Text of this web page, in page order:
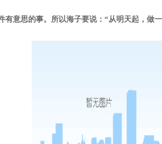
有意思的事。所以海子要说：“从明天起，